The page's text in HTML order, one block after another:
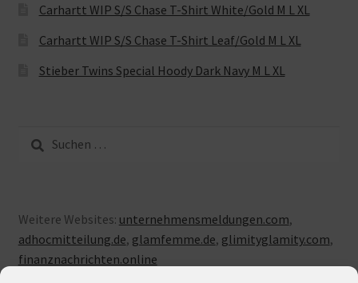
Carhartt WIP S/S Chase T-Shirt White/Gold M L XL
Carhartt WIP S/S Chase T-Shirt Leaf/Gold M L XL
Stieber Twins Special Hoody Dark Navy M L XL
Suche
nach:
Weitere Websites: unternehmensmeldungen.com,
adhocmitteilung.de, glamfemme.de, glimityglamity.com,
finanznachrichten.online